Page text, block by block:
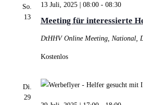
So.
13
Meeting für interessierte
13 Juli, 2025 | 08:00- 08:30
DtHHV Online Meeting, National,
Kostenlos
Di.
29